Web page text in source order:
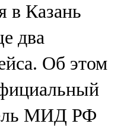
в Казань
два
Об этом
МИД РФ